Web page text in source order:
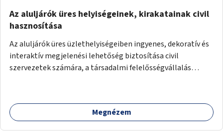
Az aluljárók üres helyiségeinek, kirakatainak civil
hasznosítása
Az aluljárók üres üzlethelyiségeiben ingyenes, dekoratív és
interaktív megjelenési lehetőség biztosítása civil
szervezetek számára, a társadalmi felelősségvállalás
például rajzokkal, kérdésekkel, üzenetküldési lehetőséggel
vagy akciónapokkal – bérleti és közüzemi díjak nélkül, a
Megnézem